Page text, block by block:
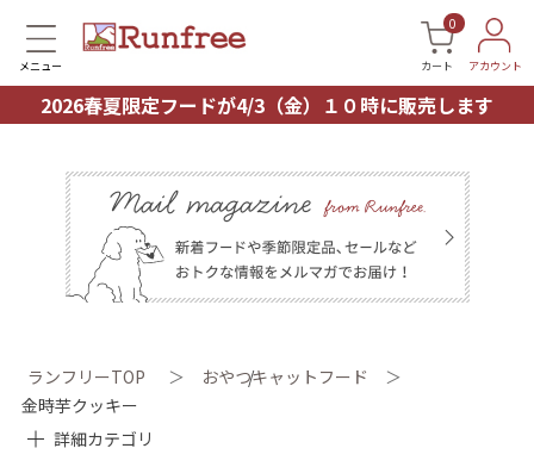
メニュー
0
カート アカウント
2026春夏限定フードが4/3（金）１０時に販売します
ランフリーTOP ＞ おやつキャットフード
＞
金時芋クッキー
詳細カテゴリ